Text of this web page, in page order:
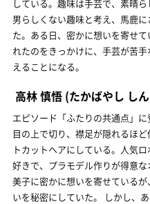
している。趣味は手芸で、素晴
男らしくない趣味と考え、馬鹿
た。ある日、密かに想いを寄せ
れたのをきっかけに、手芸が苦
えることになる。
高林 慎悟 (たかばやし し
エピソード「ふたりの共通点」
目の上で切り、襟足が隠れるほ
トカットヘアにしている。人気
好きで、プラモデル作りが得意
美子に密かに想いを寄せている
いを秘密にしていた。 しかし、